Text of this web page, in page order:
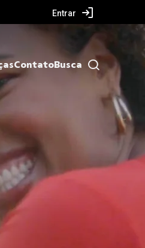
Entrar
ContatoBusca